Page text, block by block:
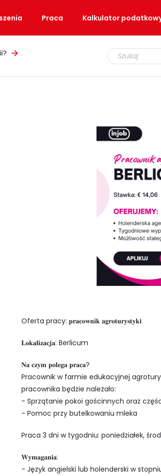
Praca Kalkulator
Oferta pracy: 𝐩𝐫𝐚𝐜𝐨𝐰𝐧𝐢𝐤 𝐚𝐠𝐫𝐨𝐭𝐮𝐫𝐲𝐬𝐭𝐲𝐤𝐢
𝐋𝐨𝐤𝐚𝐥𝐢𝐳𝐚𝐜𝐣𝐚: Berlicum
𝐍𝐚 𝐜𝐳𝐲𝐦 𝐩𝐨𝐥𝐞𝐠𝐚 𝐩𝐫𝐚𝐜𝐚?
Pracownik w farmie edukacyjnej
pracownika będzie należało:
- Sprzątanie pokoi gościnnych oraz
- Pomoc przy butelkowaniu mleka
Praca 3 dni w tygodniu: poniedziałek,
𝐖𝐲𝐦𝐚𝐠𝐚𝐧𝐢𝐚:
- Język angielski lub holenderski w